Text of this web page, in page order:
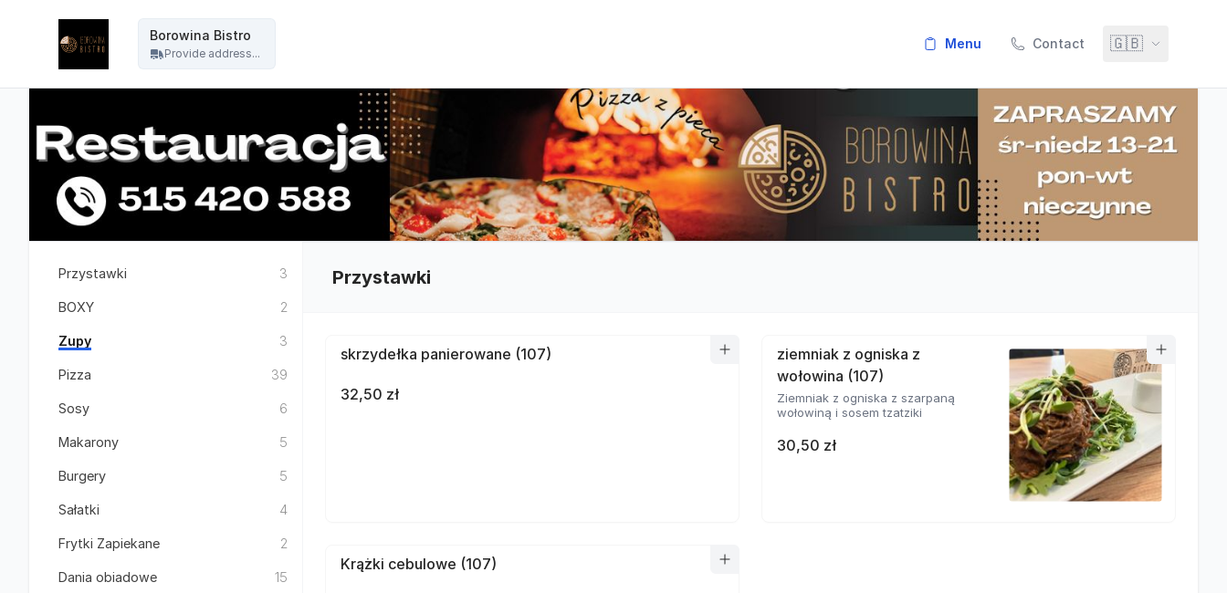
Borowina Bistro
Provide address...
menu Contact 🇬🇧
Przystawki 3
BOXY 2
Zupy 3
Pizza 39
Sosy 6
Makarony 5
Burgery 5
Sałatki 4
Frytki Zapiekane 2
Dania obiadowe 15
Przystawki
skrzydełka panierowane (107)
32,50 zł
ziemniak z ogniska z
wołowina (107)
Ziemniak z ogniska z szarpaną
wołowiną i sosem tzatziki
30,50 zł
Krążki cebulowe (107)